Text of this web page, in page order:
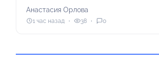
Анастасия Орлова
1 час назад 38 0